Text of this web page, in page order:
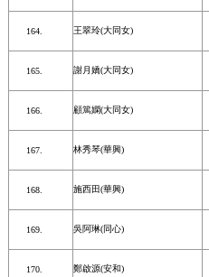
王翠玲(大同女)
謝月嬌(大同女)
顧篤嫻(大同女)
林秀琴(華興)
施西田(華興)
吳阿琳(同心)
鄭啟源(安和)